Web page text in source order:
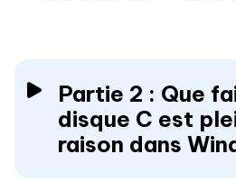
Partie 2 : Que
disque C est
raison dans